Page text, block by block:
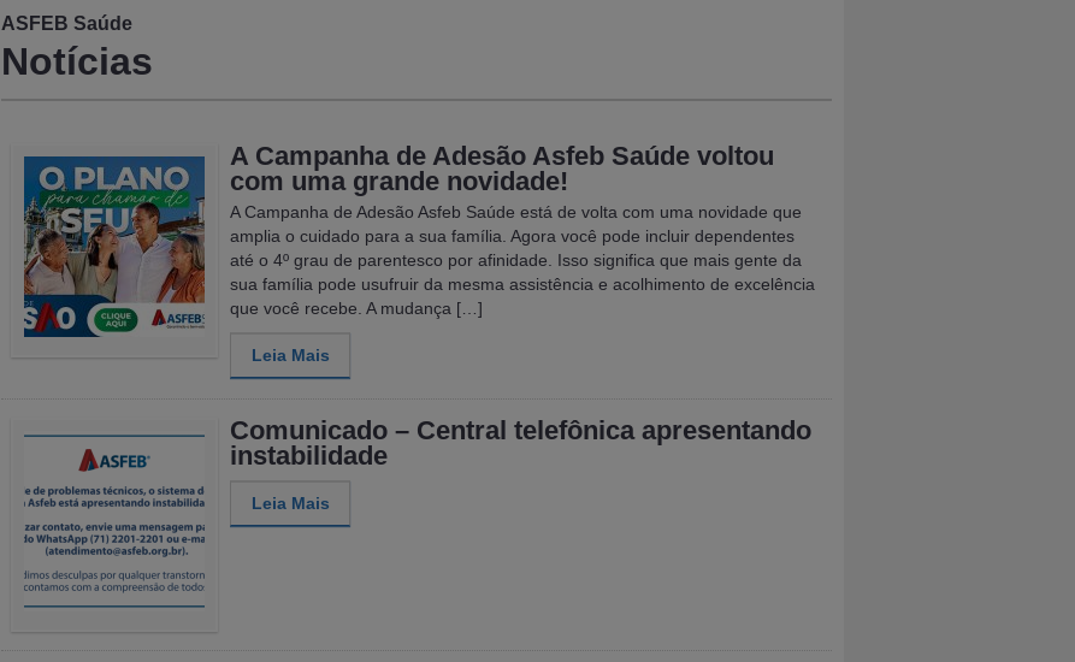
ASFEB Saúde
Notícias
A Campanha de Adesão Asfeb Saúde voltou
com uma grande novidade!
A Campanha de Adesão Asfeb Saúde está de volta com uma novidade que
amplia o cuidado para a sua família. Agora você pode incluir dependentes
até o 4º grau de parentesco por afinidade. Isso significa que mais gente da
sua família pode usufruir da mesma assistência e acolhimento de excelência
que você recebe. A mudança […]
Leia Mais
Comunicado – Central telefônica apresentando
instabilidade
Leia Mais